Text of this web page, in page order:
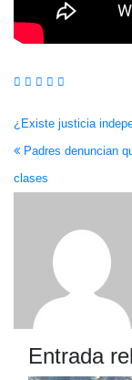
de
entradas
¿Existe justicia
Padres denuncian
clases
Entrada